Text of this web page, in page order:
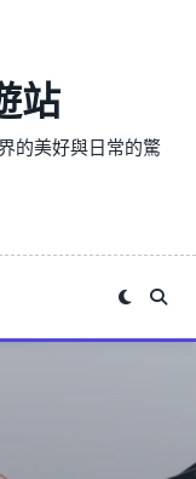
站
的美好與日常的驚